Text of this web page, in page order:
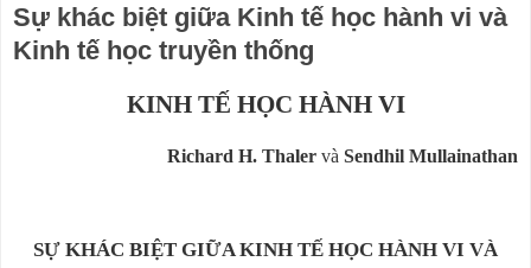
Sự khác biệt giữa Kinh tế học hành vi và
Kinh tế học truyền thống
KINH TẾ HỌC HÀNH VI
Richard H. Thaler và Sendhil Mullainathan
SỰ KHÁC BIỆT GIỮA KINH TẾ HỌC HÀNH VI VÀ